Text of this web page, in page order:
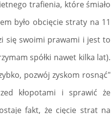
trafienia, które śmiało
było obcięcie straty na 11
się swoimi prawami i jest to
spółki nawet kilka lat).
pozwój zyskom rosnąć"
kłopotami i sprawić że
fakt, że cięcie strat na